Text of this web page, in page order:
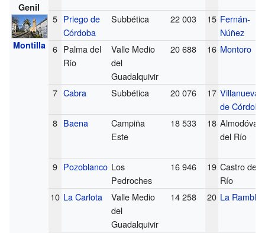
Genil
Montilla
5 Priego de
Córdoba
Subbética 22 003 15 Fernán-
Núñez
6 Palma del
Río
Valle Medio
del
Guadalquivir
20 688 16 Montoro
7 Cabra Subbética 20 076 17 Villanueva
de Córdoba
8 Baena
Campiña
Este
18 533 18 Almodóvar
del Río
9 Pozoblanco Los
Pedroches
16 946 19 Castro del
Río
10 La Carlota
Valle Medio
del
Guadalquivir
14 258 20 La Rambla